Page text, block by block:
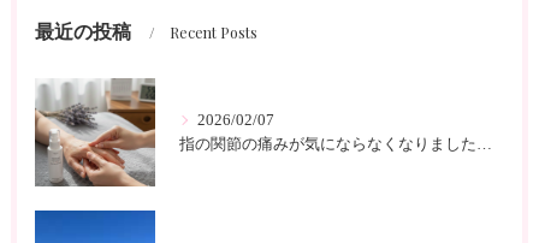
最近の投稿 Recent Posts
2026/02/07
指の関節の痛みが気にならなくなりました 北久里浜 リンパケアサロンc-class